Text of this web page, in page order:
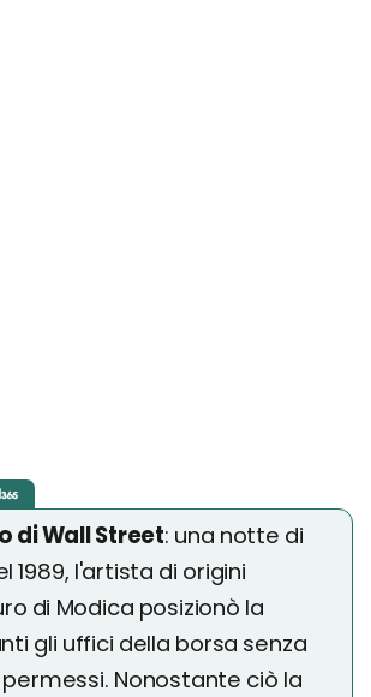
di Wall Street: una notte di
1989, l'artista di origini
di Modica posizionò la
gli uffici della borsa senza
Nonostante ciò la